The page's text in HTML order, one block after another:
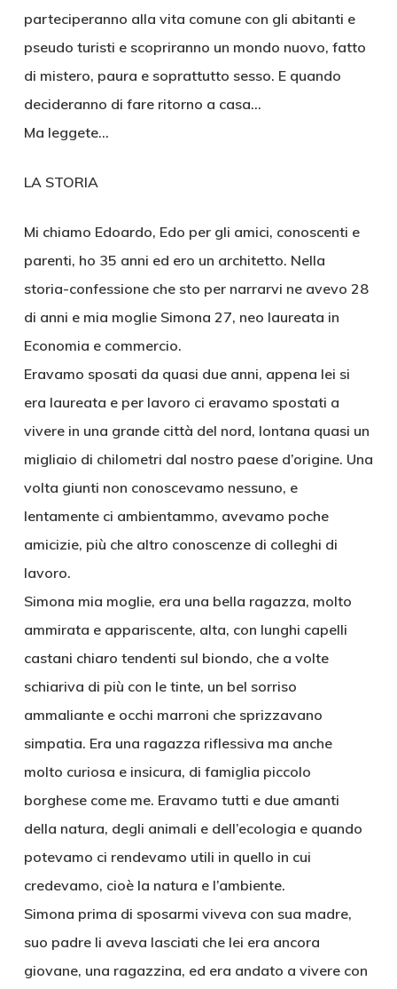
parteciperanno alla vita comune con gli abitanti e
pseudo turisti e scopriranno un mondo nuovo, fatto
di mistero, paura e soprattutto sesso. E quando
decideranno di fare ritorno a casa…
Ma leggete…
LA STORIA
Mi chiamo Edoardo, Edo per gli amici, conoscenti e
parenti, ho 35 anni ed ero un architetto. Nella
storia-confessione che sto per narrarvi ne avevo 28
di anni e mia moglie Simona 27, neo laureata in
Economia e commercio.
Eravamo sposati da quasi due anni, appena lei si
era laureata e per lavoro ci eravamo spostati a
vivere in una grande città del nord, lontana quasi un
migliaio di chilometri dal nostro paese d’origine. Una
volta giunti non conoscevamo nessuno, e
lentamente ci ambientammo, avevamo poche
amicizie, più che altro conoscenze di colleghi di
lavoro.
Simona mia moglie, era una bella ragazza, molto
ammirata e appariscente, alta, con lunghi capelli
castani chiaro tendenti sul biondo, che a volte
schiariva di più con le tinte, un bel sorriso
ammaliante e occhi marroni che sprizzavano
simpatia. Era una ragazza riflessiva ma anche
molto curiosa e insicura, di famiglia piccolo
borghese come me. Eravamo tutti e due amanti
della natura, degli animali e dell’ecologia e quando
potevamo ci rendevamo utili in quello in cui
credevamo, cioè la natura e l’ambiente.
Simona prima di sposarmi viveva con sua madre,
suo padre li aveva lasciati che lei era ancora
giovane, una ragazzina, ed era andato a vivere con